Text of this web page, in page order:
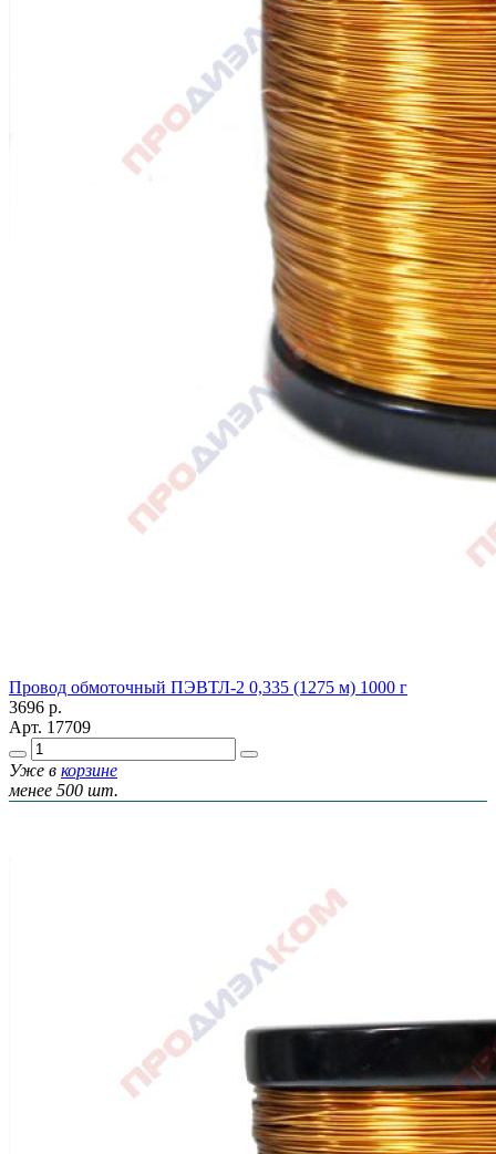
Провод обмоточный ПЭВТЛ-2 0,335 (1275 м) 1000 г
3696 р.
Арт. 17709
Уже в корзине
менее 500 шт.